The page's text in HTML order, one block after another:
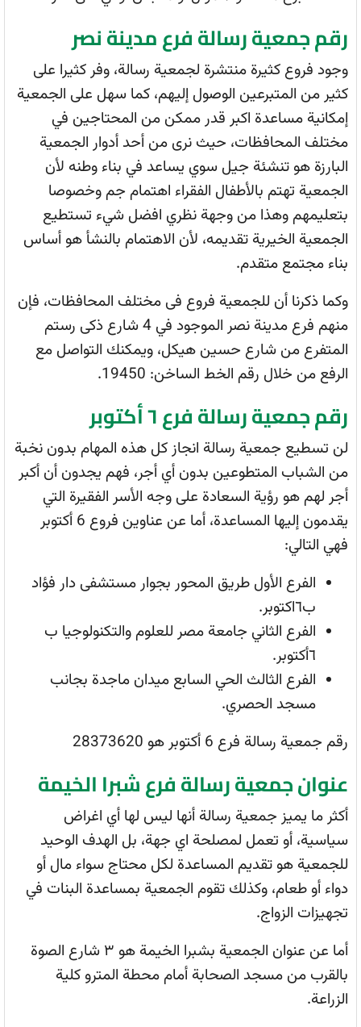
رقم جمعية رسالة فرع مدينة نصر
وجود فروع كثيرة منتشرة لجمعية رسالة، وفر كثيرا على
كثير من المتبرعين الوصول إليهم، كما سهل على الجمعية
إمكانية مساعدة اكبر قدر ممكن من المحتاجين في
مختلف المحافظات، حيث نرى من أحد أدوار الجمعية
البارزة هو تنشئة جيل سوي يساعد في بناء وطنه لأن
الجمعية تهتم بالأطفال الفقراء اهتمام جم وخصوصا
بتعليمهم وهذا من وجهة نظري افضل شيء تستطيع
الجمعية الخيرية تقديمه، لأن الاهتمام بالنشأ هو أساس
بناء مجتمع متقدم.
وكما ذكرنا أن للجمعية فروع فى مختلف المحافظات، فإن
منهم فرع مدينة نصر الموجود في 4 شارع ذكى رستم
المتفرع من شارع حسين هيكل، ويمكنك التواصل مع
الرفع من خلال رقم الخط الساخن: 19450.
رقم جمعية رسالة فرع ٦ أكتوبر
لن تسطيع جمعية رسالة انجاز كل هذه المهام بدون نخبة
من الشباب المتطوعين بدون أي أجر، فهم يجدون أن أكبر
أجر لهم هو رؤية السعادة على وجه الأسر الفقيرة التي
يقدمون إليها المساعدة، أما عن عناوين فروع 6 أكتوبر
فهي التالي:
الفرع الأول طريق المحور بجوار مستشفى دار فؤاد
ب٦اكتوبر.
الفرع الثاني جامعة مصر للعلوم والتكنولوجيا ب
٦أكتوبر.
الفرع الثالث الحي السابع ميدان ماجدة بجانب
مسجد الحصري.
رقم جمعية رسالة فرع 6 أكتوبر هو
28373620
عنوان جمعية رسالة فرع شبرا الخيمة
أكثر ما يميز جمعية رسالة أنها ليس لها أي اغراض
سياسية، أو تعمل لمصلحة اي جهة، بل الهدف الوحيد
للجمعية هو تقديم المساعدة لكل محتاج سواء مال أو
دواء أو طعام، وكذلك تقوم الجمعية بمساعدة البنات في
تجهيزات الزواج.
أما عن عنوان الجمعية بشبرا الخيمة هو ٣ شارع الصوة
بالقرب من مسجد الصحابة أمام محطة المترو كلية
الزراعة.